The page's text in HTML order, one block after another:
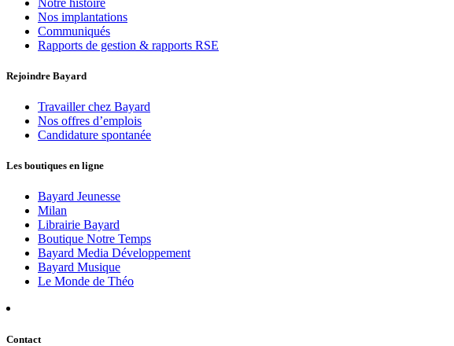
Nos implantations
Communiqués
Rapports de gestion & rapports RSE
Rejoindre Bayard
Travailler chez Bayard
Nos offres d’emplois
Candidature spontanée
Les boutiques en ligne
Bayard Jeunesse
Milan
Librairie Bayard
Boutique Notre Temps
Bayard Media Développement
Bayard Musique
Le Monde de Théo
Contact